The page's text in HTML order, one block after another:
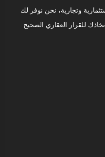
وتجارية، نحن نوفر لك
للقرار العقاري الصحيح